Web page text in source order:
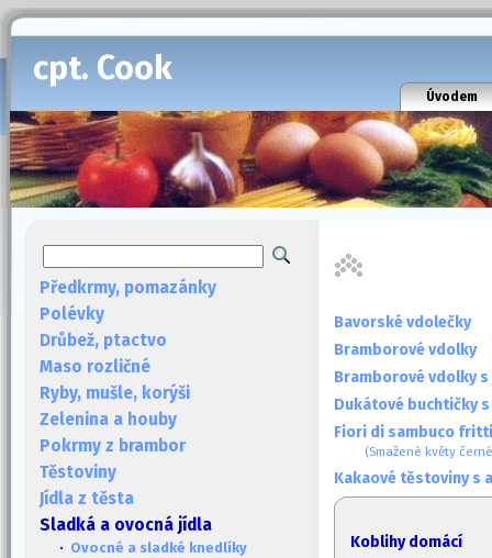
cpt. Cook
Úvodem
Předkrmy, pomazánky
Polévky
Drůbež, ptactvo
Maso rozličné
Ryby, mušle, korýši
Zelenina a houby
Pokrmy z brambor
Těstoviny
Jídla z těsta
Sladká a ovocná jídla
· Ovocné a sladké knedlíky
Bavorské vdolečky
Bramborové vdolky
Bramborové vdolky
Dukátové buchtičky
Fiori di sambuco fritti
(Smažené květy
Kakaové těstoviny s
Koblihy domácí